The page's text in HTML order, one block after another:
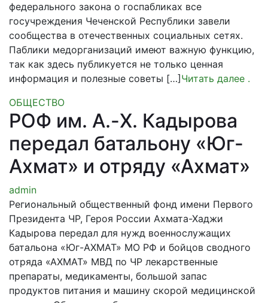
федерального закона о госпабликах все
госучреждения Чеченской Республики завели
сообщества в отечественных социальных сетях.
Паблики медорганизаций имеют важную функцию,
так как здесь публикуется не только ценная
информация и полезные советы […] Читать далее .
ОБЩЕСТВО
РОФ им. А.-X. Кадырова
передал батальону «Юг-
Ахмат» и отряду «Ахмат»
admin
Региональный общественный фонд имени Первого
Президента ЧР, Героя России Ахмата-Хаджи
Кадырова передал для нужд военнослужащих
батальона «Юг-АХМАТ» МО РФ и бойцов сводного
отряда «АХМАТ» МВД по ЧР лекарственные
препараты, медикаменты, большой запас
продуктов питания и машину скорой медицинской